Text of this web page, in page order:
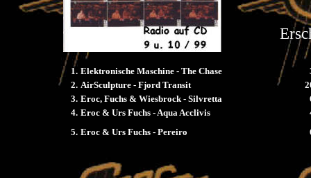
1. Elektronische Maschine - The Chase
2. AirSculpture - Fjord Transit
3. Eroc, Fuchs & Wiesbrock - Silvretta
4. Eroc & Urs Fuchs - Aqua Acclivis
5. Eroc & Urs Fuchs - Pereiro